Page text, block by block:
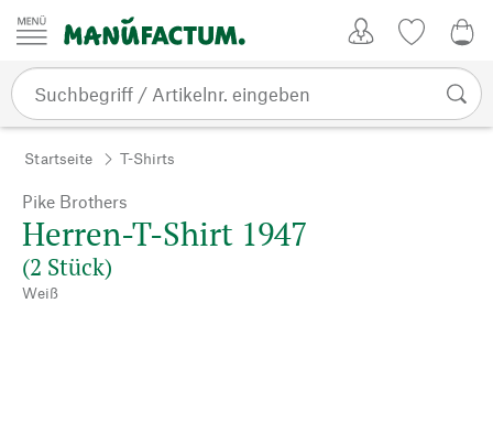
Zum Inhalt springen
Startseite T-Shirts
Pike Brothers
Herren-T-Shirt 1947
(2 Stück)
Weiß